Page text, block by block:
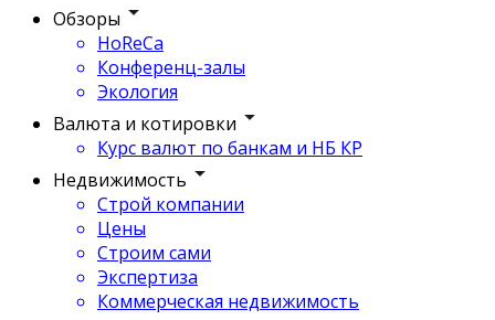
Обзоры
HoReCa
Конференц-залы
Экология
Валюта и котировки
Курс валют по банкам и НБ КР
Недвижимость
Строй компании
Цены
Строим сами
Экспертиза
Коммерческая недвижимость